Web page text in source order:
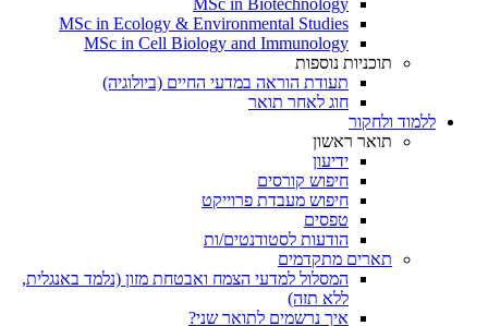
MSc in Biotechnology
MSc in Ecology & Environmental Studies
MSc in Cell Biology and Immunology
תוכניות נוספות
תעודת הוראה במדעי החיים (ביולוגיה)
חוג לאחר תואר
ללמוד ולחקור
תואר ראשון
ידיעון
חיפוש קורסים
חיפוש מעבדת פרוייקט
טפסים
הודעות לסטודנטים/ות
תארים מתקדמים
המסלול למדעי הצמח ואבטחת מזון (נלמד באנגלית,
ללא תזה)
איך נרשמים לתואר שני?